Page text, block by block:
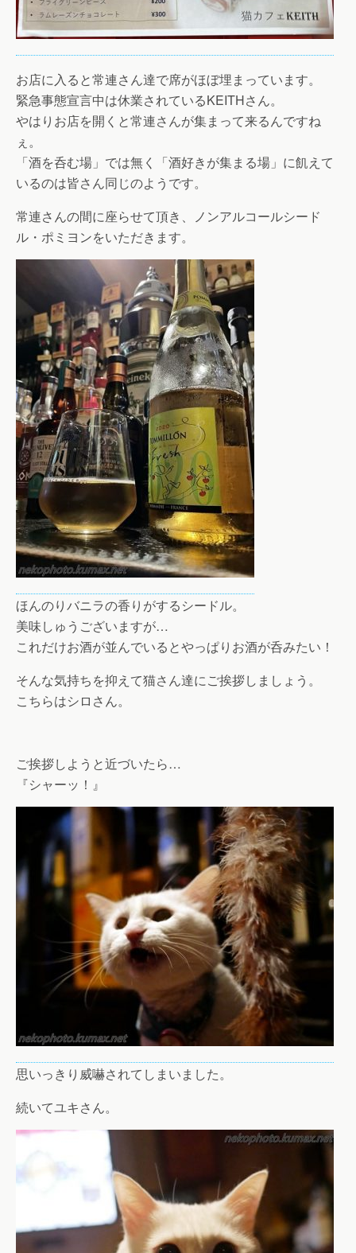
お店に入ると常連さん達で席がほぼ埋まっています。
緊急事態宣言中は休業されているKEITHさん。
やはりお店を開くと常連さんが集まって来るんですね
ぇ。
「酒を呑む場」では無く「酒好きが集まる場」に飢えて
いるのは皆さん同じのようです。
常連さんの間に座らせて頂き、ノンアルコールシード
ル・ポミヨンをいただきます。
ほんのりバニラの香りがするシードル。
美味しゅうございますが…
これだけお酒が並んでいるとやっぱりお酒が呑みたい！
そんな気持ちを抑えて猫さん達にご挨拶しましょう。
こちらはシロさん。
ご挨拶しようと近づいたら…
『シャーッ！』
思いっきり威嚇されてしまいました。
続いてユキさん。